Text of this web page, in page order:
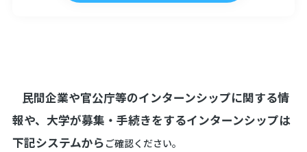
民間企業や官公庁等のインターンシップに関する情
報や、大学が募集・手続きをするインターンシップは
下記システムから ご確認ください。